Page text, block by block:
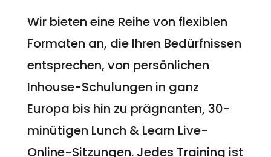
Wir bieten eine Reihe von flexiblen
Formaten an, die Ihren Bedürfnissen
entsprechen, von persönlichen
Inhouse-Schulungen in ganz
Europa bis hin zu prägnanten, 30-
minütigen Lunch & Learn Live-
Online-Sitzungen. Jedes Training ist